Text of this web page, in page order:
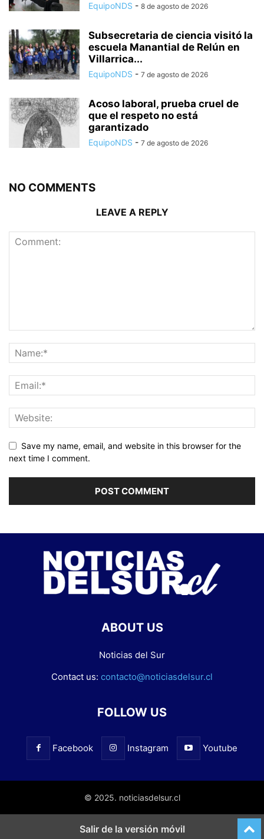
EquipoNDS - 8 de agosto de 2026
Subsecretaria de ciencia visitó la
escuela Manantial de Relún en
Villarrica...
EquipoNDS - 7 de agosto de 2026
Acoso laboral, prueba cruel de
que el respeto no está
garantizado
EquipoNDS - 7 de agosto de 2026
NO COMMENTS
LEAVE A REPLY
Save my name, email, and website in this browser for the
next time I comment.
ABOUT US
Noticias del Sur
Contact us: contacto@noticiasdelsur.cl
FOLLOW US
Facebook Instagram Youtube
© 2025. noticiasdelsur.cl
Salir de la versión móvil